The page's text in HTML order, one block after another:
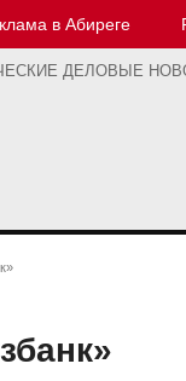
в Абиреге
ДЕЛОВЫЕ